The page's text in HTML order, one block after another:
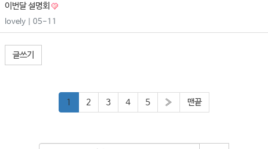
이번달 설명회
lovely | 05-11
글쓰기
1 2 3 4 5 » 맨끝